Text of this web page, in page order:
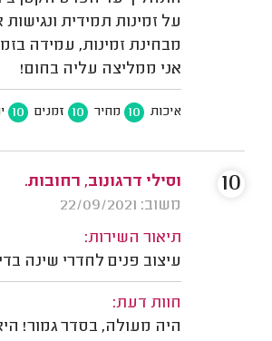
על זמינות תמידית ונגישות
מבחינת זמינות, עמידה
אני ממליצה עליה בחום!
איכות 10 מחיר 10 זמנים 10
וסילי דרגונוב, רחובות.
משוב: 22/09/2021
תיאור השירות:
עיצוב פנים לחדרי שינה
חוות דעת:
היה מעולה, בסדר גמור!
10